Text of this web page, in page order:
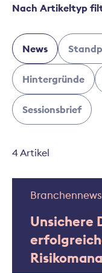
Nach Artikeltyp
News
Hintergründe
Sessionsbrief
4 Artikel
Unsichere